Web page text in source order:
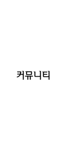
커뮤니티